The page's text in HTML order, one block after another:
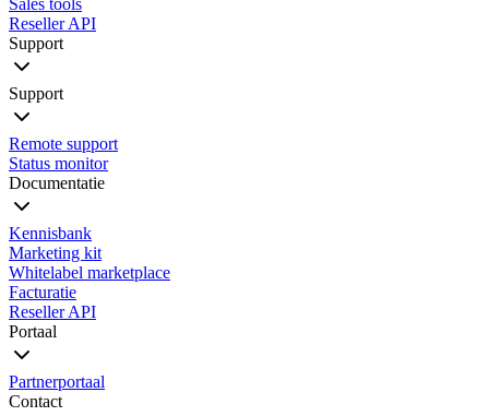
Reseller API
Support
Support
Remote support
Status monitor
Documentatie
Kennisbank
Marketing kit
Whitelabel marketplace
Facturatie
Reseller API
Portaal
Partnerportaal
Contact